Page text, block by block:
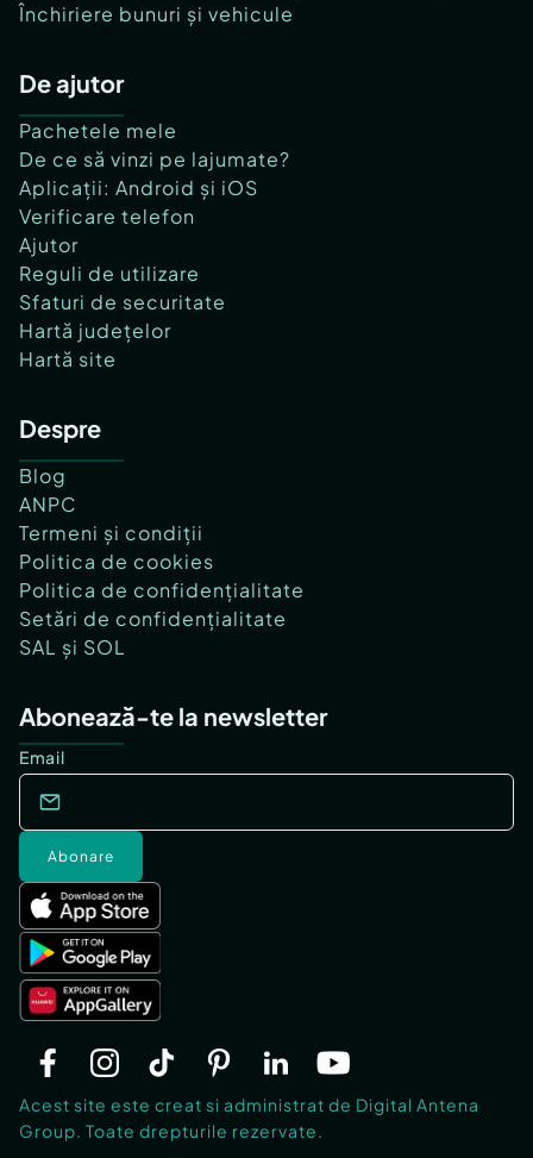
Închiriere bunuri și vehicule
De ajutor
Pachetele mele
De ce să vinzi pe lajumate?
Aplicații: Android și iOS
Verificare telefon
Ajutor
Reguli de utilizare
Sfaturi de securitate
Hartă județelor
Hartă site
Despre
Blog
ANPC
Termeni și condiții
Politica de cookies
Politica de confidențialitate
Setări de confidențialitate
SAL și SOL
Abonează-te la newsletter
Email
Abonare
Acest site este creat si administrat de Digital Antena
Group. Toate drepturile rezervate.